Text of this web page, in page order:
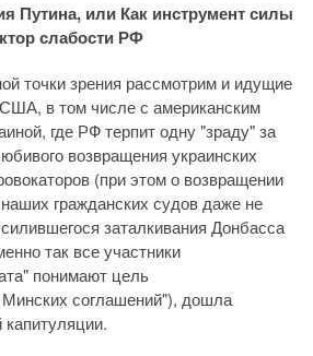
Путина, или Как инструмент силы
слабости РФ
точки зрения рассмотрим и идущие
в том числе с американским
где РФ терпит одну "зраду" за
возвращения украинских
(при этом о возвращении
гражданских судов даже не
заталкивания Донбасса
так все участники
понимают цель
соглашений"), дошла
капитуляции.